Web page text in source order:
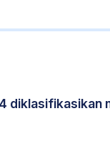
diklasifikasikan